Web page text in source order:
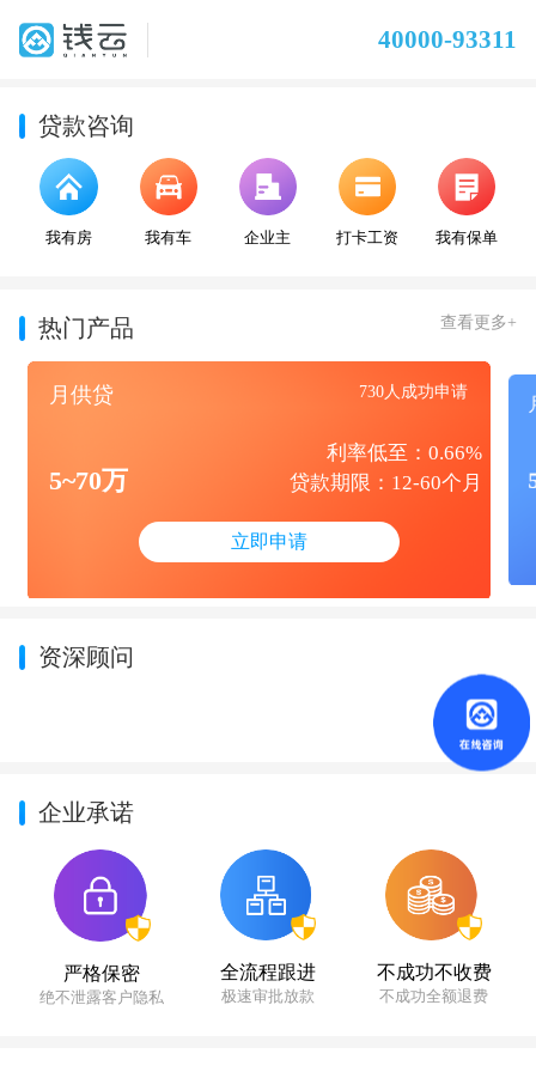
40000-93311
贷款咨询
我有房 我有车 企业主 打卡工资 我有保单
热门产品 查看更多+
月供贷 730人成功申请
5~70万
利率低至：0.66%
贷款期限：12-60个月
立即申请
资深顾问
企业承诺
严格保密
绝不泄露客户隐私
全流程跟进
极速审批放款
不成功不收费
不成功全额退费